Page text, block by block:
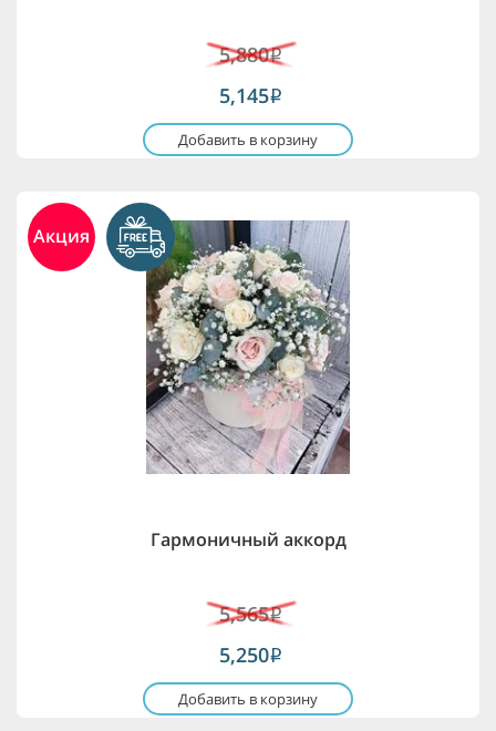
5,880i
5,145i
Добавить в корзину
Акция
Гармоничный аккорд
5,565i
5,250i
Добавить в корзину